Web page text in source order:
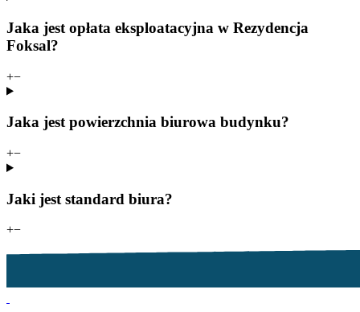
Jaka jest opłata eksploatacyjna w Rezydencja
Foksal?
+−
Jaka jest powierzchnia biurowa budynku?
+−
Jaki jest standard biura?
+−